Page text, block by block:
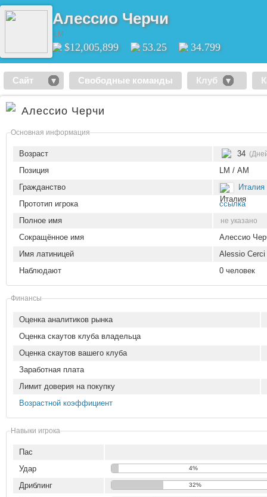
Алессио Черчи
LM
$12,005,899 53.25 34.799
Сайт Свободные команды Клуб
Алессио Черчи
Основная информация
Возраст 34
Позиция
LM / AM
Гражданство
Италия
Прототип игрока
ссылка
Полное имя
не указано
Сокращённое имя
Алессио
Имя латиницей
Alessio Cerci
Наблюдают
0 человек
Финансы
Оценка аналитиков рынка
Оценка скаутов клуба владельца
Оценка скаутов вашего клуба
Заработная плата
Лимит доверия на покупку
Возрастной коэффициент
Навыки игрока
Пас
Удар
4%
Дриблинг 32%